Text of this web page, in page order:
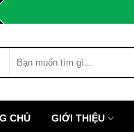
kiếm:
CHỦ GIỚI THIỆU